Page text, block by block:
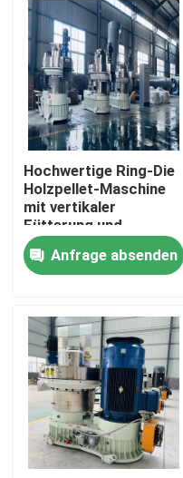
Produkte
VR Show
Über uns
Hochwertige Ring-Die
Holzpellet-Maschine
mit vertikaler
Fütterung und
automatischem
Schmiersystem für die
Biomasse-Pelletierung
Anfrage absenden